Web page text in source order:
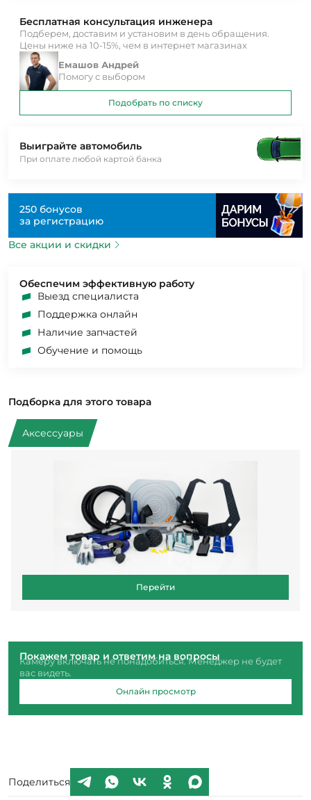
Выиграйте автомобиль
При оплате любой картой банка
250 бонусов
за регистрацию
Все акции и скидки
Обеспечим эффективную работу
Выезд специалиста
Поддержка онлайн
Наличие запчастей
Обучение и помощь
Подборка для этого товара
Аксессуары
Перейти
Покажем товар и ответим на вопросы
Камеру включать не понадобиться. Менеджер не будет
вас видеть.
Онлайн просмотр
Бесплатная консультация инженера
Подберем, доставим и установим в день обращения.
Цены ниже на 10-15%, чем в интернет магазинах
Емашов Андрей
Помогу с выбором
Подобрать по списку
Поделиться